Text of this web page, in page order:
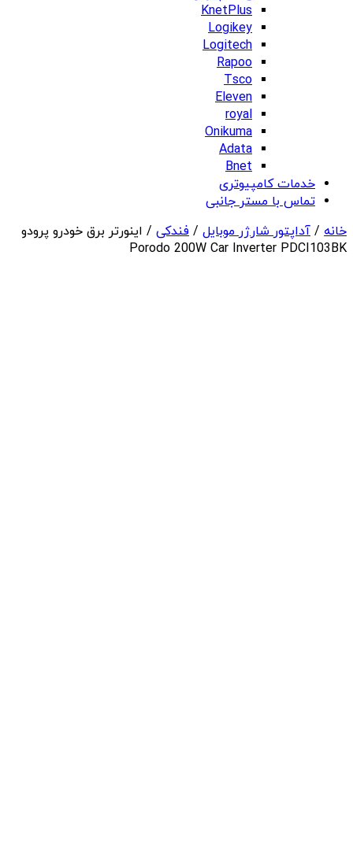
KnetPlus
Logikey
Logitech
Rapoo
Tsco
Eleven
royal
Onikuma
Adata
Bnet
خدمات کامپیوتری
تماس با مستر جانبی
خانه / آداپتور شارژر موبایل / فندکی / اینورتر برق خودرو پرودو
Porodo 200W Car Inverter PDCI103BK